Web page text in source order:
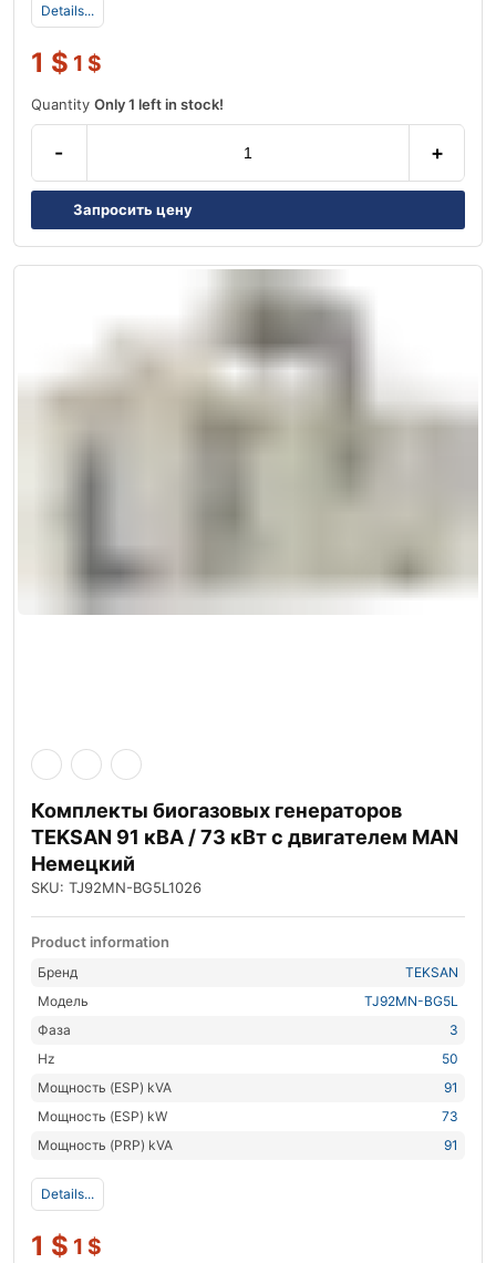
Details...
1 $ 1 $
Quantity Only 1 left in stock!
- +
Запросить цену
Комплекты биогазовых генераторов
TEKSAN 91 кВА / 73 кВт с двигателем MAN
Немецкий
SKU: TJ92MN-BG5L1026
Product information
Бренд
TEKSAN
Модель
TJ92MN-BG5L
Фаза
3
Hz
50
Мощность (ESP) kVA
91
Мощность (ESP) kW
73
Мощность (PRP) kVA
91
Details...
1 $ 1 $